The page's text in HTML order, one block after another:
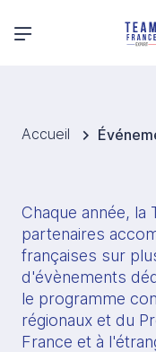
Menu principal
Accueil
Chaque année, la
partenaires
françaises sur
d'évènements
le programme
régionaux et du
France et à